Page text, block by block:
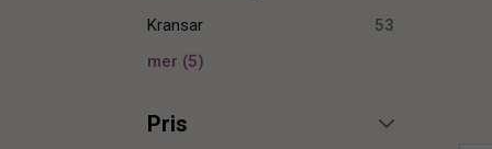
Kransar
53
mer (5)
Pris